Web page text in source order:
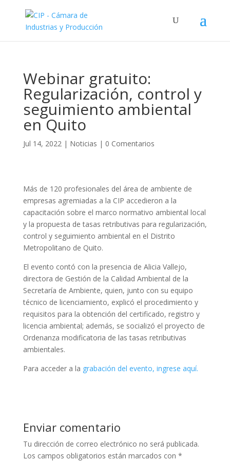
Webinar gratuito:
Regularización, control y
seguimiento ambiental
en Quito
Jul 14, 2022| Noticias | 0 Comentarios
Más de 120 profesionales del área de ambiente de
empresas agremiadas a la CIP accedieron a la
capacitación sobre el marco normativo ambiental local
y la propuesta de tasas retributivas para regularización,
control y seguimiento ambiental en el Distrito
Metropolitano de Quito.
El evento contó con la presencia de Alicia Vallejo,
directora de Gestión de la Calidad Ambiental de la
Secretaría de Ambiente, quien, junto con su equipo
técnico de licenciamiento, explicó el procedimiento y
requisitos para la obtención del certificado, registro y
licencia ambiental; además, se socializó el proyecto de
Ordenanza modificatoria de las tasas retributivas
ambientales.
Para acceder a la grabación del evento, ingrese aquí.
Enviar comentario
Tu dirección de correo electrónico no será publicada.
Los campos obligatorios están marcados con *